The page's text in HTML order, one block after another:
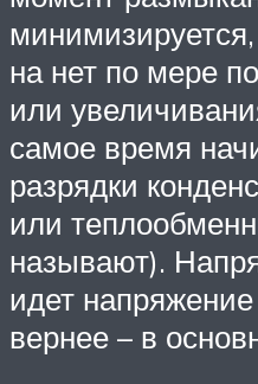
на нет по мере
или
самое время
разрядки
или
называют).
идет
вернее – в